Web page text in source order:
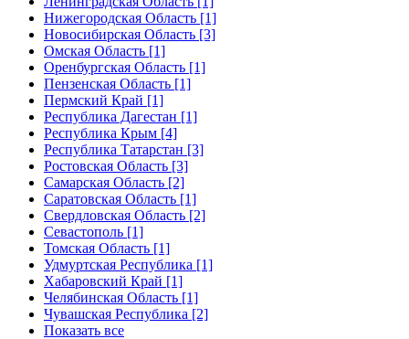
Нижегородская Область [1]
Новосибирская Область [3]
Омская Область [1]
Оренбургская Область [1]
Пензенская Область [1]
Пермский Край [1]
Республика Дагестан [1]
Республика Крым [4]
Республика Татарстан [3]
Ростовская Область [3]
Самарская Область [2]
Саратовская Область [1]
Свердловская Область [2]
Севастополь [1]
Томская Область [1]
Удмуртская Республика [1]
Хабаровский Край [1]
Челябинская Область [1]
Чувашская Республика [2]
Показать все